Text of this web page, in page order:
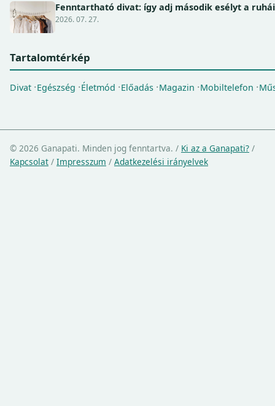
Fenntartható divat: így adj második esélyt a
2026. 07. 27.
Tartalomtérkép
Divat Egészség Életmód Előadás Magazin Mobiltelefon
© 2026 Ganapati. Minden jog fenntartva. / Ki az a Ganapati? /
Kapcsolat / Impresszum / Adatkezelési irányelvek